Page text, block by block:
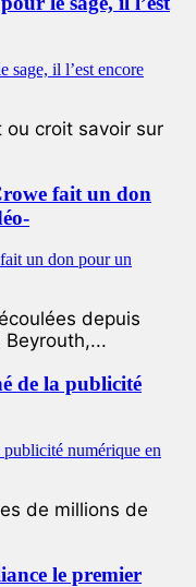
ou croit savoir sur
fait un don
depuis
Beyrouth,...
de la publicité
de millions de
le premier